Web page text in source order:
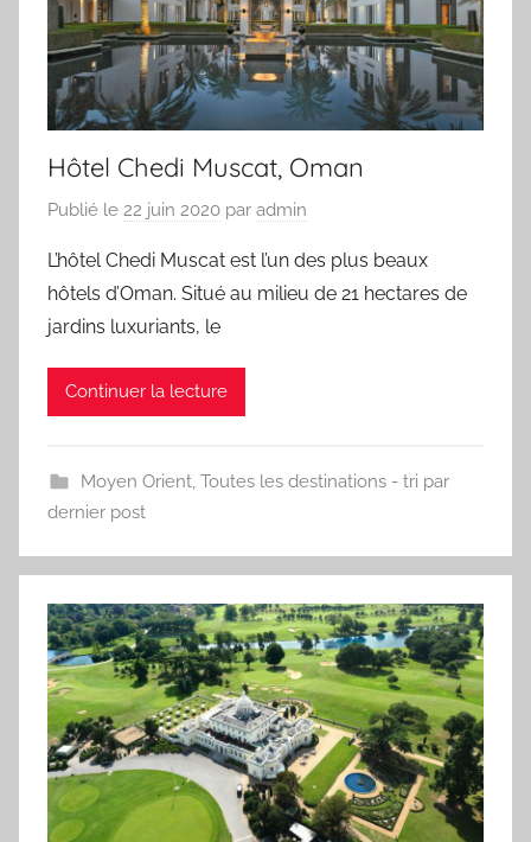
Hôtel Chedi Muscat, Oman
Publié le 22 juin 2020 par admin
L’hôtel Chedi Muscat est l’un des plus beaux
hôtels d’Oman. Situé au milieu de 21 hectares de
jardins luxuriants, le
Continuer la lecture
Moyen Orient, Toutes les destinations - tri par
dernier post